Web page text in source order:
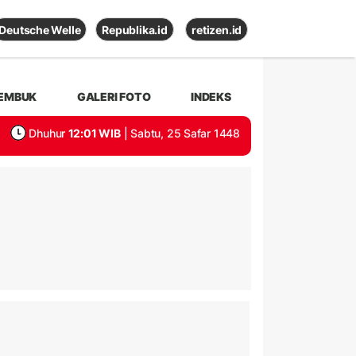
Deutsche Welle Republika.id retizen.id
GALERI FOTO INDEKS
Dhuhur 12:01 WIB | Sabtu, 25 Safar 1448